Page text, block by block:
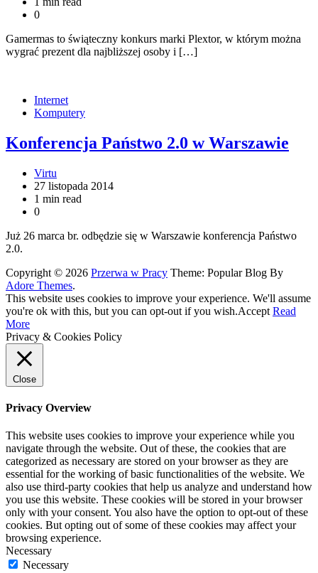
0
Gamermas to świąteczny konkurs marki Plextor, w którym można
wygrać prezent dla najbliższej osoby i […]
Internet
Komputery
Konferencja Państwo 2.0 w Warszawie
Virtu
27 listopada 2014
1 min read
0
Już 26 marca br. odbędzie się w Warszawie konferencja Państwo
2.0.
Copyright © 2026 Przerwa w Pracy Theme: Popular Blog By
Adore Themes.
This website uses cookies to improve your experience. We'll assume
you're ok with this, but you can opt-out if you wish.Accept Read
More
Privacy & Cookies Policy
Close
Privacy Overview
This website uses cookies to improve your experience while you
navigate through the website. Out of these, the cookies that are
categorized as necessary are stored on your browser as they are
essential for the working of basic functionalities of the website. We
also use third-party cookies that help us analyze and understand how
you use this website. These cookies will be stored in your browser
only with your consent. You also have the option to opt-out of these
cookies. But opting out of some of these cookies may affect your
browsing experience.
Necessary
Necessary